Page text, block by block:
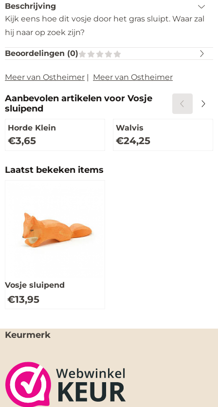
Beschrijving
Kijk eens hoe dit vosje door het gras sluipt. Waar zal
hij naar op zoek zijn?
Beoordelingen (0)
Meer van Ostheimer | Meer van Ostheimer
Aanbevolen artikelen voor Vosje
sluipend
Horde Klein
Prijs: 3,65
€3,65
Walvis
Prijs: 24,25
€24,25
Laatst bekeken items
Vosje sluipend
€13,95
Keurmerk